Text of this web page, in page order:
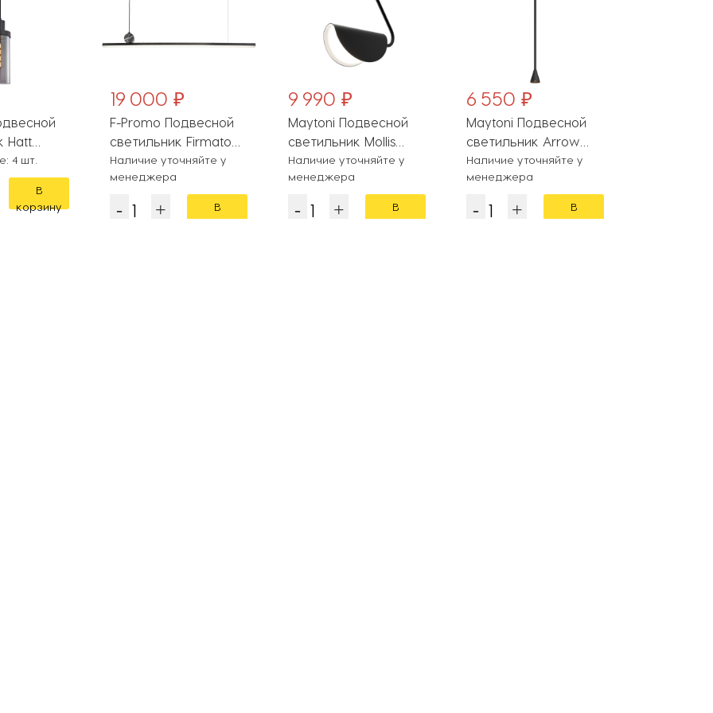
Hatt
4 шт.
В
корзину
19 000 ₽
F-Promo Подвесной
светильник Firmato
4060-2P
Наличие уточняйте у
менеджера
В
корзину
9 990 ₽
Maytoni Подвесной
светильник Mollis
MOD126PL-01B
Наличие уточняйте у
менеджера
В
корзину
6 550 ₽
Maytoni Подвесной
светильник Arrow
P064PL-01B-1
Наличие уточняйте у
менеджера
В
корзину